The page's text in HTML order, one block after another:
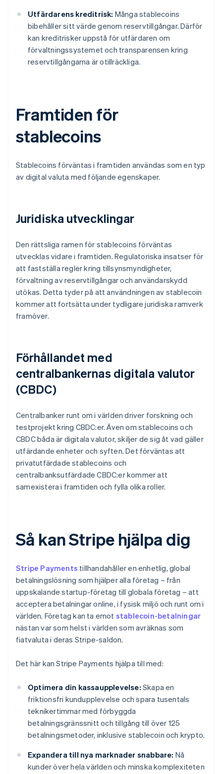
Utfärdarens kreditrisk: Många stablecoins
bibehåller sitt värde genom reservtillgångar. Därför
kan kreditrisker uppstå för utfärdaren om
förvaltningssystemet och transparensen kring
reservtillgångarna är otillräckliga.
Framtiden för
stablecoins
Stablecoins förväntas i framtiden användas som en typ
av digital valuta med följande egenskaper.
Juridiska utvecklingar
Den rättsliga ramen för stablecoins förväntas
utvecklas vidare i framtiden. Regulatoriska insatser för
att fastställa regler kring tillsynsmyndigheter,
förvaltning av reservtillgångar och användarskydd
utökas. Detta tyder på att användningen av stablecoin
kommer att fortsätta under tydligare juridiska ramverk
framöver.
Förhållandet med
centralbankernas digitala valutor
(CBDC)
Centralbanker runt om i världen driver forskning och
testprojekt kring CBDC:er. Även om stablecoins och
CBDC båda är digitala valutor, skiljer de sig åt vad gäller
utfärdande enheter och syften. Det förväntas att
privatutfärdade stablecoins och
centralbanksutfärdade CBDC:er kommer att
samexistera i framtiden och fylla olika roller.
Så kan Stripe hjälpa dig
Stripe Payments tillhandahåller en enhetlig, global
betalningslösning som hjälper alla företag – från
uppskalande startup-företag till globala företag – att
acceptera betalningar online, i fysisk miljö och runt om i
världen. Företag kan ta emot stablecoin-betalningar
nästan var som helst i världen som avräknas som
fiatvaluta i deras Stripe-saldon.
Det här kan Stripe Payments hjälpa till med:
Optimera din kassaupplevelse: Skapa en
friktionsfri kundupplevelse och spara tusentals
teknikertimmar med förbyggda
betalningsgränssnitt och tillgång till över 125
betalningsmetoder, inklusive stablecoin och krypto.
Expandera till nya marknader snabbare: Nå
kunder över hela världen och minska komplexiteten